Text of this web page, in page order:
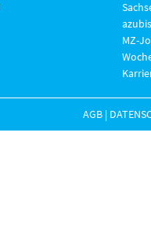
MZ-
AGB |